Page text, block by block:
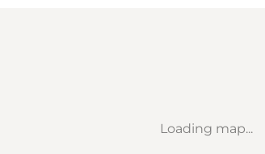
Loading map...